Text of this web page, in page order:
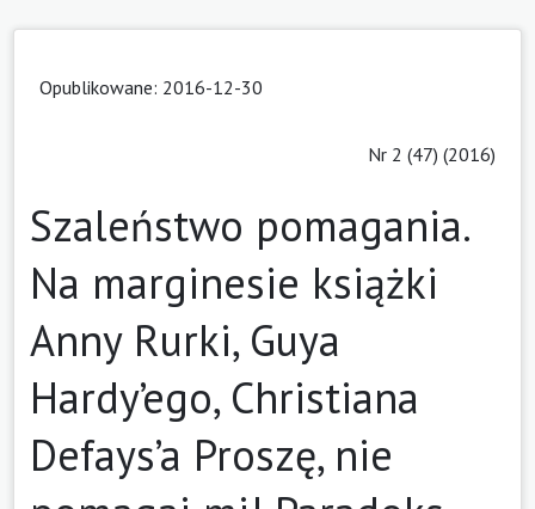
Opublikowane: 2016-12-30
Nr 2 (47) (2016)
Szaleństwo pomagania.
Na marginesie książki
Anny Rurki, Guya
Hardy’ego, Christiana
Defays’a Proszę, nie